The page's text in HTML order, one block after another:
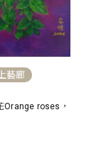
藝廊
Orange roses，